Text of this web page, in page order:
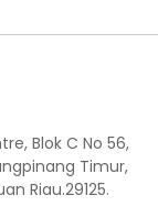
Blok C No 56,
Timur,
Riau.29125.